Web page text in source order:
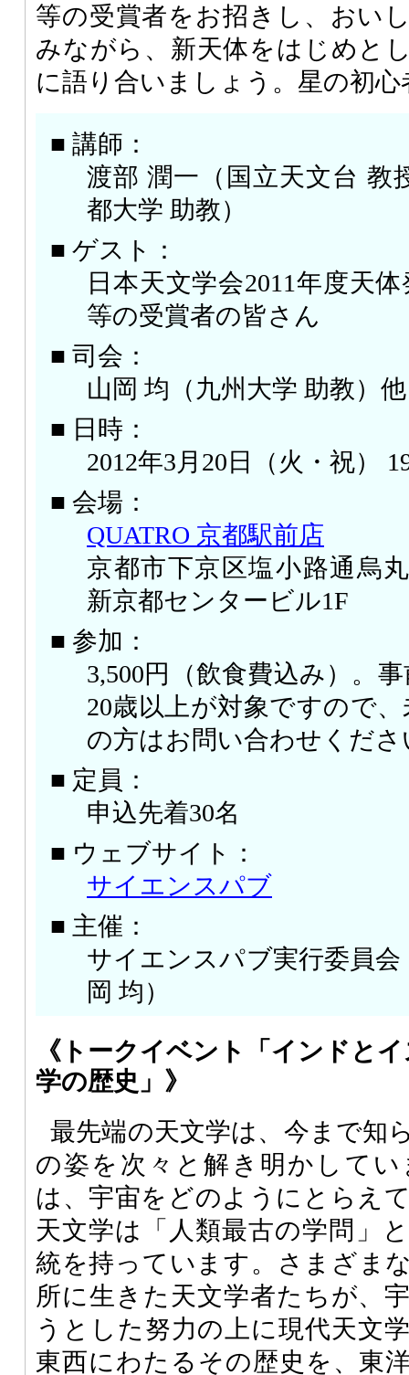
等の受賞者をお招きし、おい
みながら、新天体をはじめと
に語り合いましょう。星の初
■ 講師：
渡部 潤一（国立天文台 教
都大学 助教）
■ ゲスト：
日本天文学会2011年度天
等の受賞者の皆さん
■ 司会：
山岡 均（九州大学 助教）他
■ 日時：
2012年3月20日（火・祝）
■ 会場：
QUATRO 京都駅前店
京都市下京区塩小路通烏
新京都センタービル1F
■ 参加：
3,500円（飲食費込み）。
20歳以上が対象ですので
の方はお問い合わせくださ
■ 定員：
申込先着30名
■ ウェブサイト：
サイエンスパブ
■ 主催：
サイエンスパブ実行委員会
岡 均）
《トークイベント「インドと
学の歴史」》
最先端の天文学は、今まで知
の姿を次々と解き明かして
は、宇宙をどのようにとらえ
天文学は「人類最古の学問」
統を持っています。さまざま
所に生きた天文学者たちが、
うとした努力の上に現代天文
東西にわたるその歴史を、東